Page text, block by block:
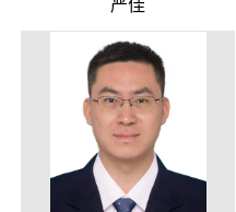
严佳